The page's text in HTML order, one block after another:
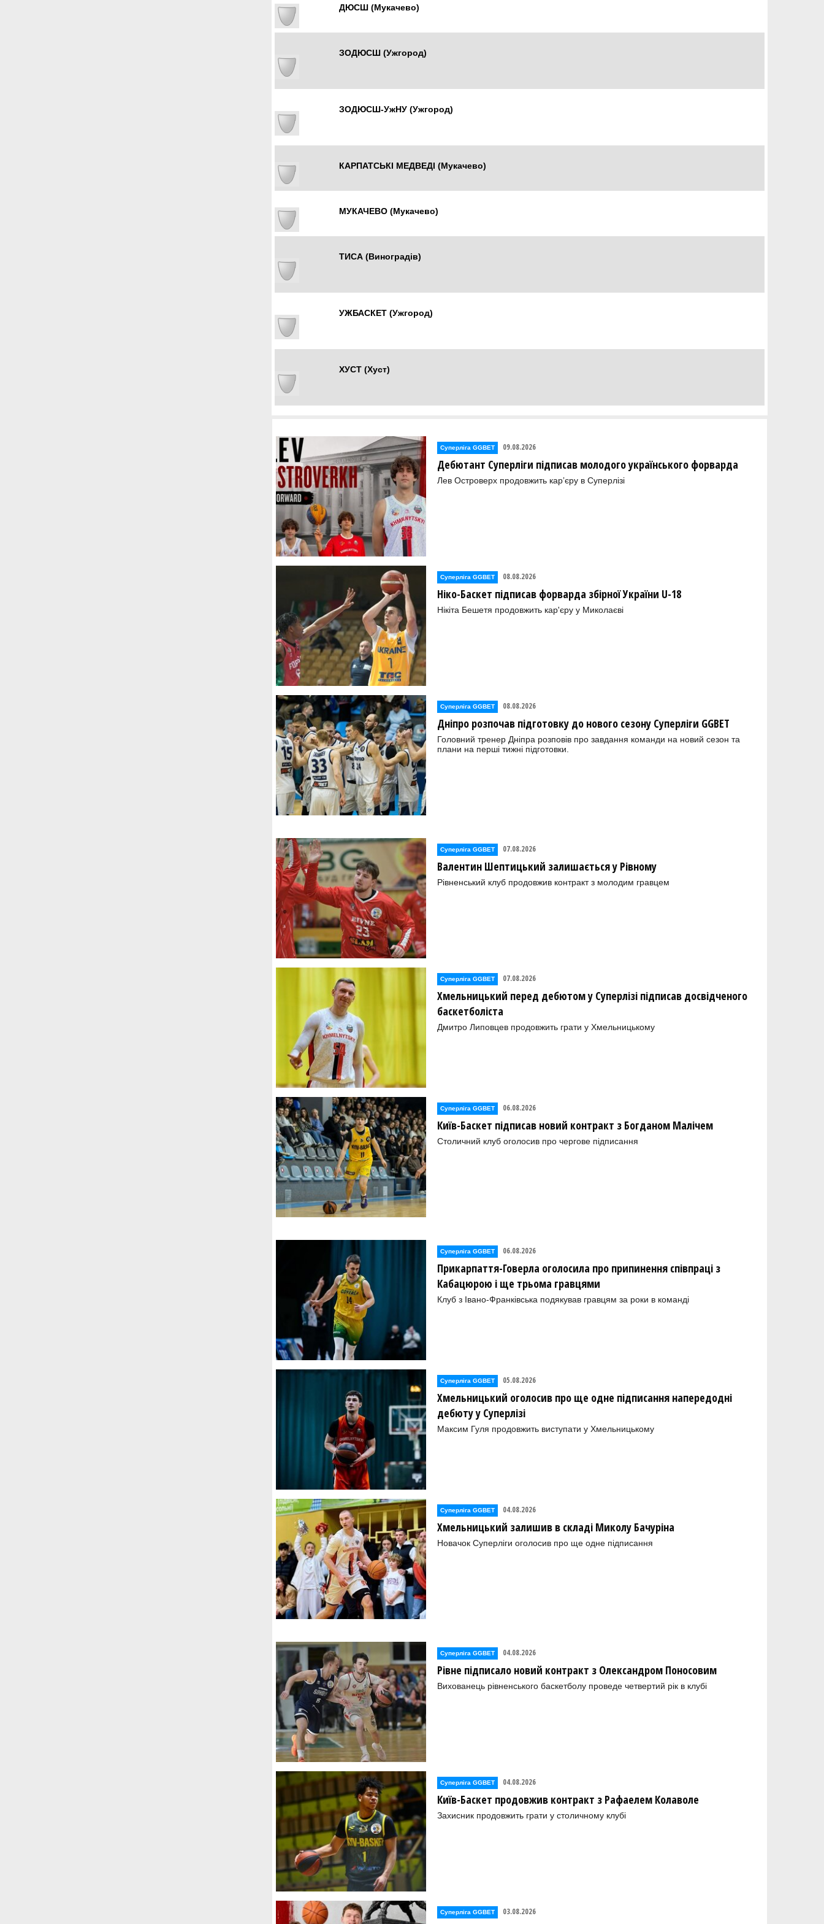
ДЮСШ (Мукачево)
ЗОДЮСШ (Ужгород)
ЗОДЮСШ-УжНУ (Ужгород)
КАРПАТСЬКІ МЕДВЕДІ (Мукачево)
МУКАЧЕВО (Мукачево)
ТИСА (Виноградів)
УЖБАСКЕТ (Ужгород)
ХУСТ (Хуст)
Суперліга GGBET 09.08.2026
Дебютант Суперліги підписав молодого українського форварда
Лев Островерх продовжить карʼєру в Суперлізі
Суперліга GGBET 08.08.2026
Ніко-Баскет підписав форварда збірної України U-18
Нікіта Бешетя продовжить кар'єру у Миколаєві
Суперліга GGBET 08.08.2026
Дніпро розпочав підготовку до нового сезону Суперліги GGBET
Головний тренер Дніпра розповів про завдання команди на новий сезон та
плани на перші тижні підготовки.
Суперліга GGBET 07.08.2026
Валентин Шептицький залишається у Рівному
Рівненський клуб продовжив контракт з молодим гравцем
Суперліга GGBET 07.08.2026
Хмельницький перед дебютом у Суперлізі підписав досвідченого
баскетболіста
Дмитро Липовцев продовжить грати у Хмельницькому
Суперліга GGBET 06.08.2026
Київ-Баскет підписав новий контракт з Богданом Малічем
Столичний клуб оголосив про чергове підписання
Суперліга GGBET 06.08.2026
Прикарпаття-Говерла оголосила про припинення співпраці з
Кабацюрою і ще трьома гравцями
Клуб з Івано-Франківська подякував гравцям за роки в команді
Суперліга GGBET 05.08.2026
Хмельницький оголосив про ще одне підписання напередодні
дебюту у Суперлізі
Максим Гуля продовжить виступати у Хмельницькому
Суперліга GGBET 04.08.2026
Хмельницький залишив в складі Миколу Бачуріна
Новачок Суперліги оголосив про ще одне підписання
Суперліга GGBET 04.08.2026
Рівне підписало новий контракт з Олександром Поносовим
Вихованець рівненського баскетболу проведе четвертий рік в клубі
Суперліга GGBET 04.08.2026
Київ-Баскет продовжив контракт з Рафаелем Колаволе
Захисник продовжить грати у столичному клубі
Суперліга GGBET 03.08.2026